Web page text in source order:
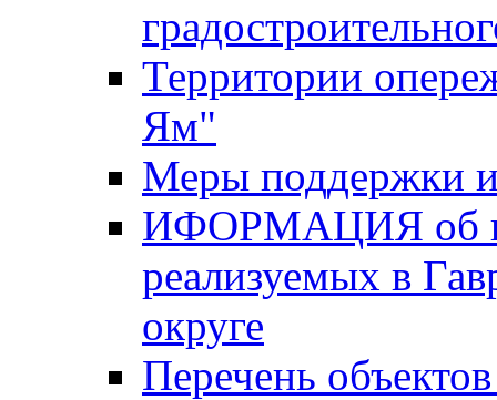
Территории
Ям"
Меры поддержки
ИФОРМАЦИЯ об
реализуемых в
округе
Перечень